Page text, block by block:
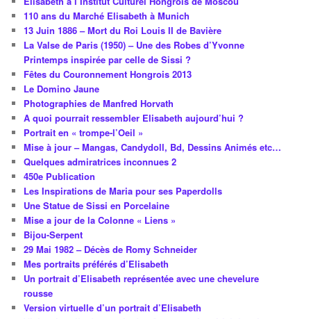
110 ans du Marché Elisabeth à Munich
13 Juin 1886 – Mort du Roi Louis II de Bavière
La Valse de Paris (1950) – Une des Robes d’Yvonne
Printemps inspirée par celle de Sissi ?
Fêtes du Couronnement Hongrois 2013
Le Domino Jaune
Photographies de Manfred Horvath
A quoi pourrait ressembler Elisabeth aujourd’hui ?
Portrait en « trompe-l’Oeil »
Mise à jour – Mangas, Candydoll, Bd, Dessins Animés etc…
Quelques admiratrices inconnues 2
450e Publication
Les Inspirations de Maria pour ses Paperdolls
Une Statue de Sissi en Porcelaine
Mise a jour de la Colonne « Liens »
Bijou-Serpent
29 Mai 1982 – Décès de Romy Schneider
Mes portraits préférés d’Elisabeth
Un portrait d’Elisabeth représentée avec une chevelure
rousse
Version virtuelle d’un portrait d’Elisabeth